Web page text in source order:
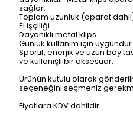
sağlar.
Toplam uzunluk (aparat
El işçiliği
Dayanıklı metal klips
Günlük kullanım için uygundur
Sportif, enerjik ve uzun boy
ve kullanışlı bir aksesuar.
Ürünün kutulu olarak
seçeneğini seçmeniz
Fiyatlara KDV dahildir.